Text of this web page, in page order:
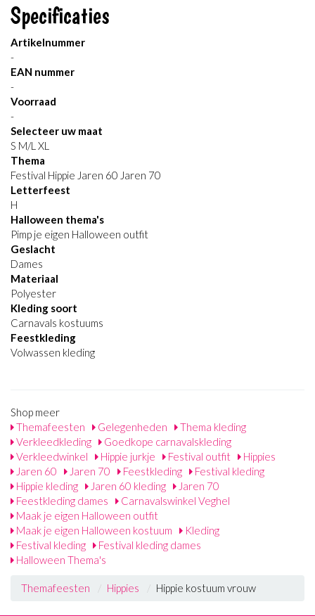
Specificaties
Artikelnummer
-
EAN nummer
-
Voorraad
-
Selecteer uw maat
S M/L XL
Thema
Festival Hippie Jaren 60 Jaren 70
Letterfeest
H
Halloween thema's
Pimp je eigen Halloween outfit
Geslacht
Dames
Materiaal
Polyester
Kleding soort
Carnavals kostuums
Feestkleding
Volwassen kleding
Shop meer
Themafeesten
Gelegenheden
Thema kleding
Verkleedkleding
Goedkope carnavalskleding
Verkleedwinkel
Hippie jurkje Festival outfit
Hippies
Jaren 60
Jaren 70 Feestkleding
Festival kleding
Hippie kleding
Jaren 60 kleding
Jaren 70
Feestkleding dames
Carnavalswinkel Veghel
Maak je eigen Halloween outfit
Maak je eigen Halloween kostuum
Kleding
Festival kleding
Festival kleding dames
Halloween Thema's
Themafeesten Hippies Hippie kostuum vrouw